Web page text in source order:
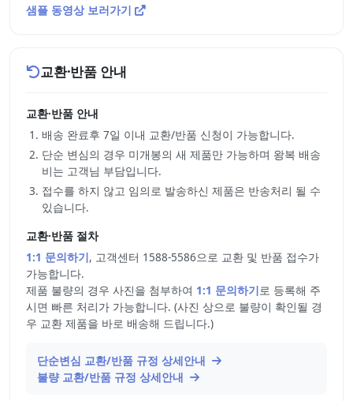
샘플 동영상 보러가기
교환·반품 안내
교환·반품 안내
배송 완료후 7일 이내 교환/반품 신청이 가능합니다.
단순 변심의 경우 미개봉의 새 제품만 가능하며 왕복 배송
비는 고객님 부담입니다.
접수를 하지 않고 임의로 발송하신 제품은 반송처리 될 수
있습니다.
교환·반품 절차
1:1 문의하기, 고객센터 1588-5586으로 교환 및 반품 접수가
가능합니다.
제품 불량의 경우 사진을 첨부하여 1:1 문의하기로 등록해 주
시면 빠른 처리가 가능합니다. (사진 상으로 불량이 확인될 경
우 교환 제품을 바로 배송해 드립니다.)
단순변심 교환/반품 규정 상세안내
불량 교환/반품 규정 상세안내